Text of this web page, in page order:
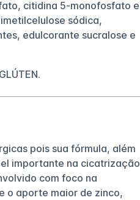
citidina 5-monofosfato e
sódica,
edulcorante sucralose e
pois sua fórmula, além
importante na cicatrização
com foco na
o aporte maior de zinco,